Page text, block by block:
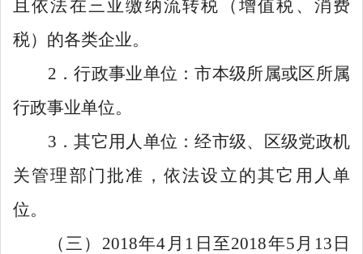
且依法在三亚缴纳流转税（增值税、消费
税）的各类企业。
2 ．行政事业单位：市本级所属或区所属
行政事业单位。
3 ．其它用人单位：经市级、区级党政机
关管理部门批准，依法设立的其它用人单
位。
（三） 2018年4 月 1 日至2018年5 月 13 日